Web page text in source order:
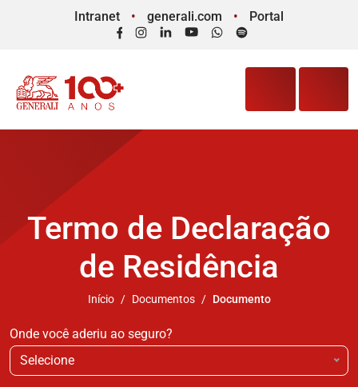
Intranet generali.com
Portal
FacebookInstagram
LinkedInYouTubeWhatsApp
Spotify
Termo de Declaração
de Residência
Início Documentos Documento
Onde você aderiu ao seguro?
Selecione